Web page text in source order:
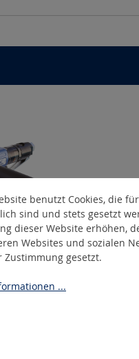
Ø 180 mm
benutzt Cookies, die
sind und stets gesetzt
dieser Website erhöhen,
Websites und sozialen
Zustimmung gesetzt.
...